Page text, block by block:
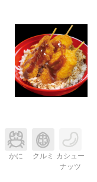
かに クルミ カシュー
ナッツ